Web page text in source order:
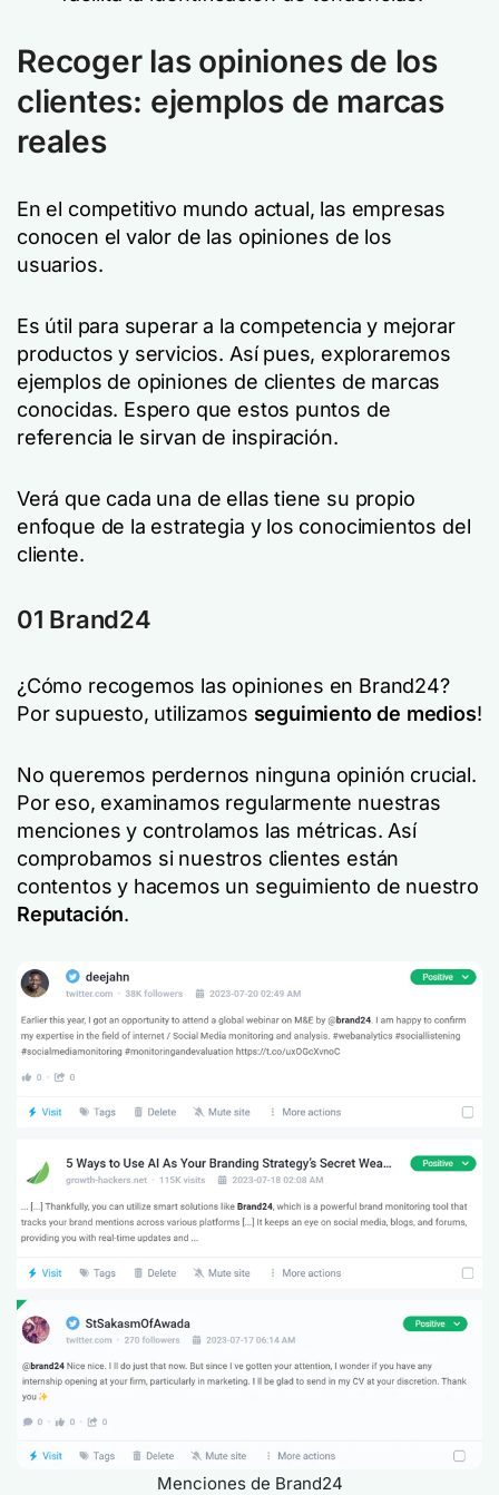
Recoger las opiniones de los
clientes: ejemplos de marcas
reales
En el competitivo mundo actual, las empresas
conocen el valor de las opiniones de los
usuarios.
Es útil para superar a la competencia y mejorar
productos y servicios. Así pues, exploraremos
ejemplos de opiniones de clientes de marcas
conocidas. Espero que estos puntos de
referencia le sirvan de inspiración.
Verá que cada una de ellas tiene su propio
enfoque de la estrategia y los conocimientos del
cliente.
01 Brand24
¿Cómo recogemos las opiniones en Brand24?
Por supuesto, utilizamos seguimiento de medios!
No queremos perdernos ninguna opinión crucial.
Por eso, examinamos regularmente nuestras
menciones y controlamos las métricas. Así
comprobamos si nuestros clientes están
contentos y hacemos un seguimiento de nuestro
Reputación.
Menciones de Brand24